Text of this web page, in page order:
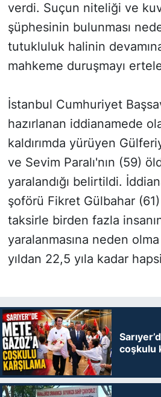
verdi. Suçun niteliği ve
şüphesinin bulunması
tutukluluk halinin
mahkeme duruşmayı
İstanbul Cumhuriyet
hazırlanan iddianamede
kaldırımda yürüyen
ve Sevim Paralı'nın (59)
yaralandığı belirtildi.
şoförü Fikret Gülbahar
taksirle birden fazla
yaralanmasına neden
yıldan 22,5 yıla kadar
coşkulu